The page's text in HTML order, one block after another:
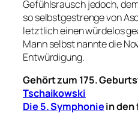
Gefühlsrausch jedoch,
so selbstgestrenge von
letztlich einen würdelos
Mann selbst nannte die
Entwürdigung.
Gehört zum 175.
Tschaikowski
Die 5. Symphoniein den